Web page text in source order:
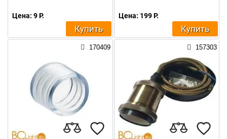
Цена: 9 Р.
Купить
Цена: 199 Р.
Купить
170409 157303